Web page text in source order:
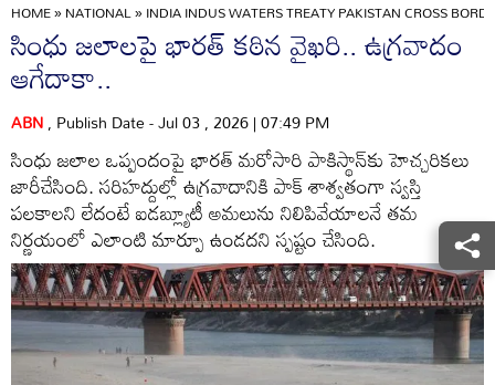
HOME»NATIONAL»INDIA INDUS WATERS TREATY PAKISTAN CROSS
సింధు జలాలపై భారత్‌ కఠిన వైఖరి.. ఉగ్రవాదం
ఆగేదాకా..
ABN, Publish Date - Jul 03 , 2026 | 07:49 PM
సింధు జలాల ఒప్పందంపై భారత్ మరోసారి పాకిస్థాన్‌కు హెచ్చరికలు
జారీచేసింది. సరిహద్దుల్లో ఉగ్రవాదానికి పాక్ శాశ్వతంగా స్వస్తి
పలకాలని లేదంటే ఐడబ్ల్యూటీ అమలును నిలిపివేయాలనే తమ
నిర్ణయంలో ఎలాంటి మార్పూ ఉండదని స్పష్టం చేసింది.